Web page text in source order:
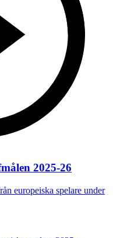
2025-26
europeiska spelare under